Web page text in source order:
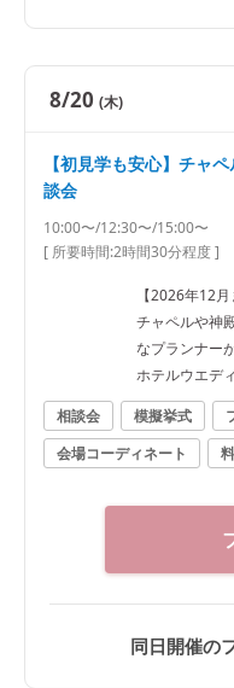
8/20 (木)
【初見学も安心】チャ
談会
10:00〜/12:30〜/15:00〜
[ 所要時間:2時間30分程度]
【2026年12
チャペルや神
なプランナー
ホテルウエデ
相談会
模擬挙式
会場コーディネート
同日開催の